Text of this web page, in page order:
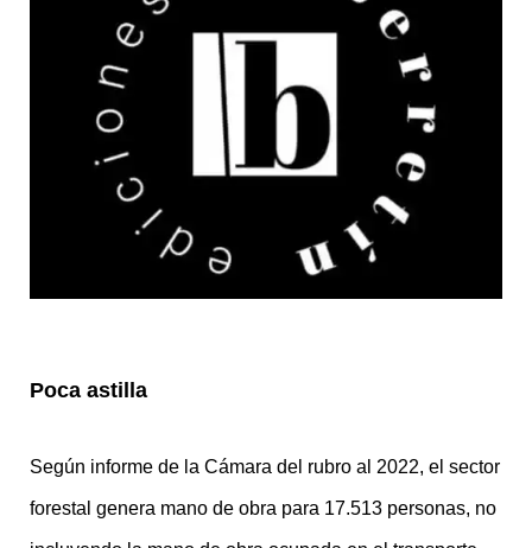
Poca astilla
Según informe de la Cámara del rubro al 2022, el sector
forestal genera mano de obra para 17.513 personas, no